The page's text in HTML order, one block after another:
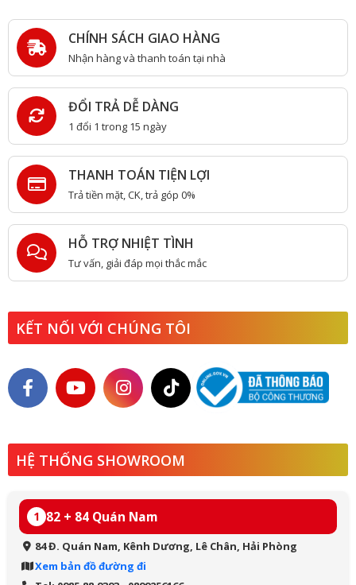
CHÍNH SÁCH GIAO HÀNG
Nhận hàng và thanh toán tại nhà
ĐỔI TRẢ DỄ DÀNG
1 đổi 1 trong 15 ngày
THANH TOÁN TIỆN LỢI
Trả tiền mặt, CK, trả góp 0%
HỖ TRỢ NHIỆT TÌNH
Tư vấn, giải đáp mọi thắc mắc
KẾT NỐI VỚI CHÚNG TÔI
HỆ THỐNG SHOWROOM
1 82 + 84 Quán Nam
84 Đ. Quán Nam, Kênh Dương, Lê Chân, Hải Phòng
Xem bản đồ đường đi